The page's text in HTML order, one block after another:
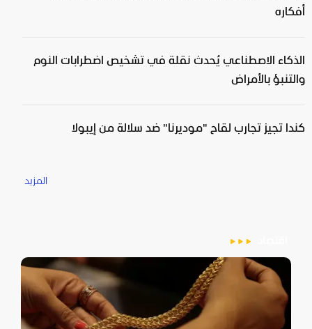
أفكاره
الذكاء الاصطناعي يُحدث نقلة في تشخيص اضطرابات النوم
والتنبؤ بالأمراض
كندا تجيز تجارب لقاح "موديرنا" ضد سلالة من إيبولا
المزيد